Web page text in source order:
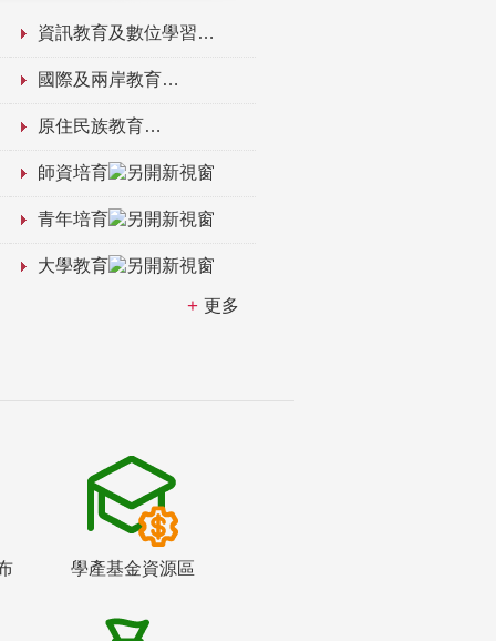
資訊教育及數位學習
國際及兩岸教育
原住民族教育
師資培育
青年培育
大學教育
更多
學產基金資源區